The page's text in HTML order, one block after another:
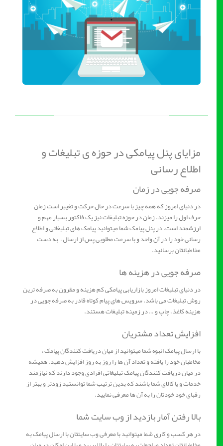
مزایای پنل پیامکی در حوزه ی تبلیغات و
اطلاع رسانی
صرفه جویی در زمان
در دنیای امروز که همه چیز با سرعت در حال حرکت و تغییر است زمان
حرف اول را میزند. زمان در حوزه تبلیغات نیز یک فاکتور بسیار مهم و
ارزشمند است. در پنل پیامک شما میتوانید پیامک های تبلیغاتی و اطلاع
رسانی خود را در آن واحد و با سرعت مطلوبی پس از ارسال ، به دست
مخاطبانتان برسانید.
صرفه جویی در هزینه ها
در دنیای تبلیغات امروز بازاریابی پیامکی کم هزینه و مقرون به صرفه ترین
روش تبلیغات می باشد. سرویس های پیام کوتاه قادر به صرفه جویی در
هزینه کاغذ ، چاپ و … در زمینه تبلیغات هستند.
افزایش تعداد مشتریان
با ارسال پیامک انبوه شما میتوانید از میان دریافت کنندگان پیامک ،
مخاطبان خود را یافته و تعداد آن ها را روز به روز افزایش دهید. همیشه
در میان دریافت کنندگان پیامک تبلیغاتی افرادی وجود دارند که نیازمند
خدمات و یا کالای شما باشند که بدین ترتیب شما توانستید زودتر و بهتر از
رقبای خود خودتان را به آن ها معرفی نمایید.
بالا رفتن آمار بازدید از وب سایت شما
در هر کسب و کاری شما میتوانید با معرفی وب سایتتان با ارسال پیامک به